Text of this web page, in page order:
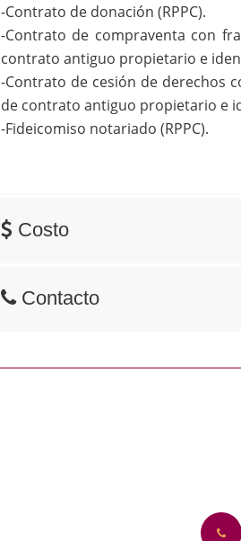
-Contrato de donación (RPPC).
-Contrato de compraventa con
contrato antiguo propietario e
-Contrato de cesión de derechos
de contrato antiguo propietario e
-Fideicomiso notariado (RPPC).
Costo
Contacto